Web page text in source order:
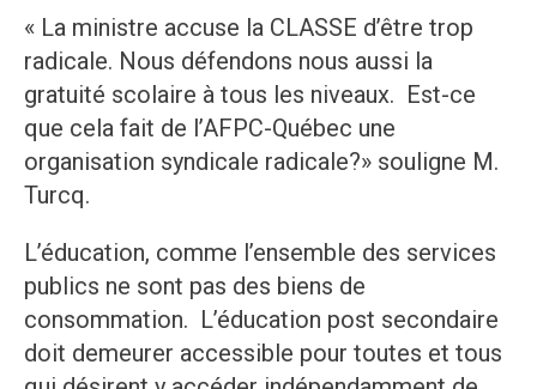
« La ministre accuse la CLASSE d’être trop
radicale. Nous défendons nous aussi la
gratuité scolaire à tous les niveaux. Est-ce
que cela fait de l’AFPC-Québec une
organisation syndicale radicale?» souligne M.
Turcq.
L’éducation, comme l’ensemble des services
publics ne sont pas des biens de
consommation. L’éducation post secondaire
doit demeurer accessible pour toutes et tous